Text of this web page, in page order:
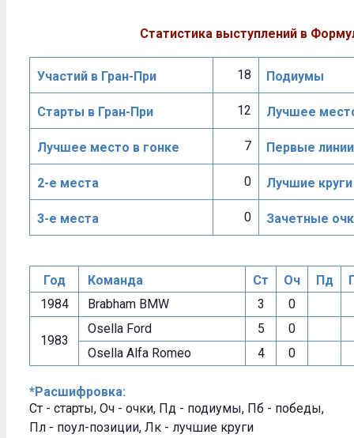
Статистика выступлений в
Участий в Гран-При 18 Подиумы
Старты в Гран-При 12 Лучшее
Лучшее место в гонке 7 Первые линии
2-е места 0 Лучшие круги
3-е места 0 Зачетные
Год Команда Ст Оч Пд
1984
Brabham BMW 3 0
1983
Osella Ford 5
0
Osella Alfa Romeo
4 0
*Расшифровка:
Ст - старты, Оч - очки, Пд - подиумы, Пб - победы,
Пл - поул-позиции, Лк - лучшие круги